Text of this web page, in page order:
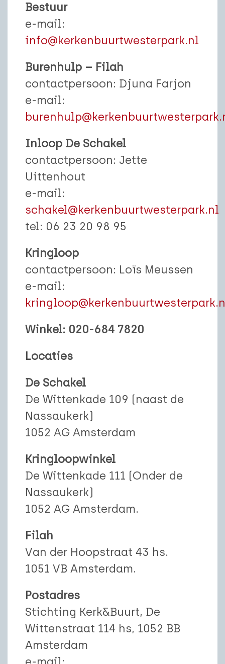
Bestuur
e-mail:
info@kerkenbuurtwesterpark.nl
Burenhulp – Filah
contactpersoon: Djuna Farjon
e-mail:
Inloop De Schakel
contactpersoon: Jette
Uittenhout
e-mail:
schakel@kerkenbuurtwesterpark.nl
tel: 06 23 20 98 95
Kringloop
contactpersoon: Loïs Meussen
e-mail:
Winkel: 020-684 7820
Locaties
De Schakel
De Wittenkade 109 (naast de
Nassaukerk)
1052 AG Amsterdam
Kringloopwinkel
De Wittenkade 111 (Onder de
Nassaukerk)
1052 AG Amsterdam.
Filah
Van der Hoopstraat 43 hs.
1051 VB Amsterdam.
Postadres
Stichting Kerk&Buurt, De
Wittenstraat 114 hs, 1052 BB
Amsterdam